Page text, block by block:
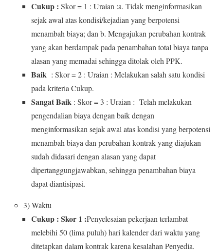
Cukup : Skor = 1 : Uraian :a. Tidak menginformasikan
sejak awal atas kondisi/kejadian yang berpotensi
menambah biaya; dan b. Mengajukan perubahan kontrak
yang akan berdampak pada penambahan total biaya tanpa
alasan yang memadai sehingga ditolak oleh PPK.
Baik : Skor = 2 : Uraian : Melakukan salah satu kondisi
pada kriteria Cukup.
Sangat Baik : Skor = 3 : Uraian : Telah melakukan
pengendalian biaya dengan baik dengan
menginformasikan sejak awal atas kondisi yang berpotensi
menambah biaya dan perubahan kontrak yang diajukan
sudah didasari dengan alasan yang dapat
dipertanggungjawabkan, sehingga penambahan biaya
dapat diantisipasi.
3) Waktu
Cukup : Skor 1 :Penyelesaian pekerjaan terlambat
melebihi 50 (lima puluh) hari kalender dari waktu yang
ditetapkan dalam kontrak karena kesalahan Penyedia.